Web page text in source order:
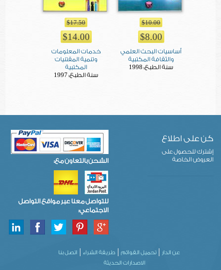
$10.00
$8.00
أساسيات البحث العلمي
والثقافة المكتبية
سنة الطبع: 1998
$17.50
$14.00
خدمات المعلومات
وتنمية المقتنيات
المكتبية
سنة الطبع: 1997
كن على اطلاع
إشترك للحصول على
العروض الخاصة
الشحن بالتعاون مع:
للتواصل معنا عبر مواقع التواصل
الاجتماعي:
عن الدار تحميل القوائم طريقة الشراء
اتصل بنا
الاصدارات الحديثة